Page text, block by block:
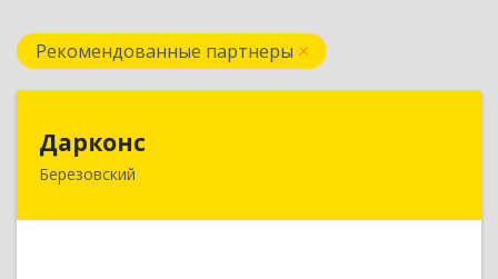
Рекомендованные партнеры
Дарконс
Березовский623700, Свердловская обл, Березовский г,